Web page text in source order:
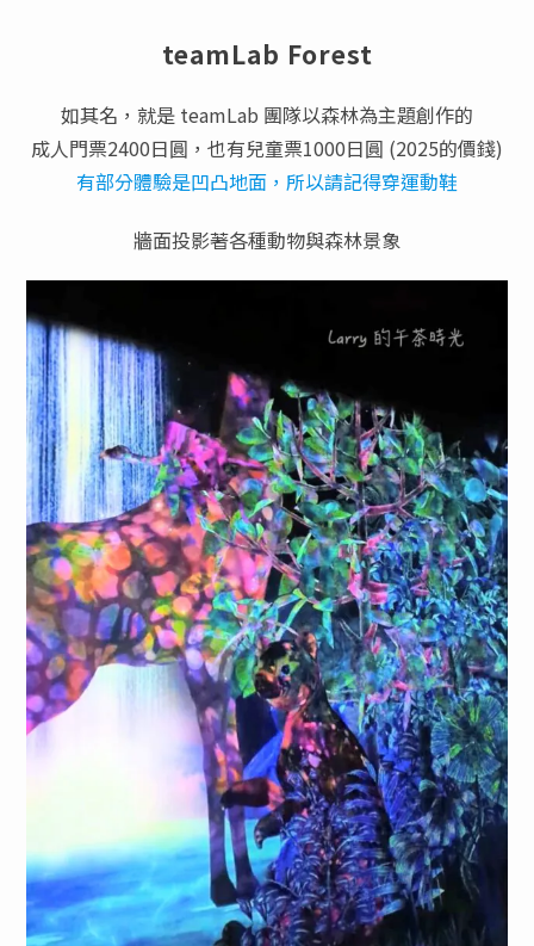
teamLab Forest
如其名，就是 teamLab 團隊以森林為主題創作的
成人門票2400日圓，也有兒童票1000日圓 (2025的價錢)
有部分體驗是凹凸地面，所以請記得穿運動鞋
牆面投影著各種動物與森林景象